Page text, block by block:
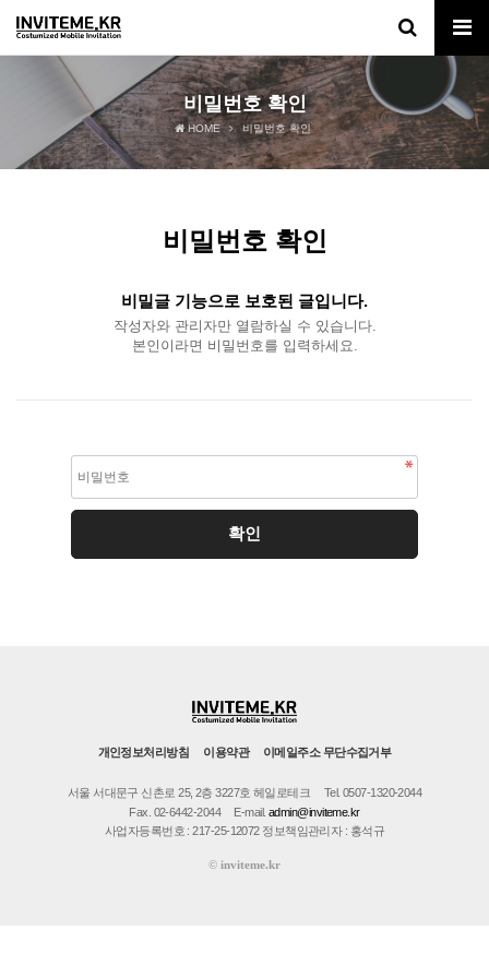
비밀번호 확인
HOME 비밀번호 확인
비밀번호 확인
비밀글 기능으로 보호된 글입니다.
작성자와 관리자만 열람하실 수 있습니다.
본인이라면 비밀번호를 입력하세요.
개인정보처리방침 이용약관 이메일주소 무단수집거부
서울 서대문구 신촌로 25, 2층 3227호 헤일로테크
Tel. 0507-1320-2044
Fax. 02-6442-2044
E-mail.admin@inviteme.kr
사업자등록번호 : 217-25-12072 정보책임관리자 : 홍석규
© inviteme.kr